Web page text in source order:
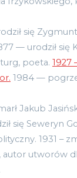
się
— urodził się
poeta. 1927
1984 —
Jakub
się Seweryn
1931 –
autor utworów